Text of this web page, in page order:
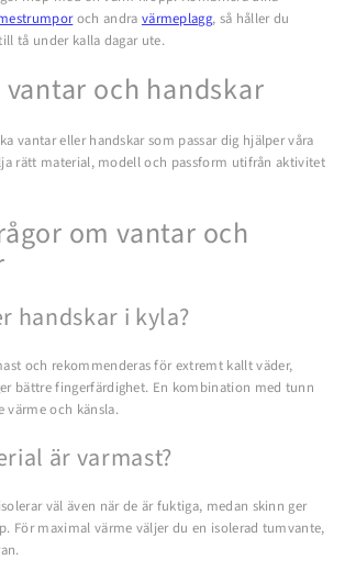
och andra värmeplagg, så håller du
tå under kalla dagar ute.
och handskar
vantar eller handskar som passar dig hjälper våra
rätt material, modell och passform utifrån aktivitet
om vantar och
handskar i kyla?
och rekommenderas för extremt kallt väder,
bättre fingerfärdighet. En kombination med tunn
värme och känsla.
är varmast?
väl även när de är fuktiga, medan skinn ger
För maximal värme väljer du en isolerad tumvante,